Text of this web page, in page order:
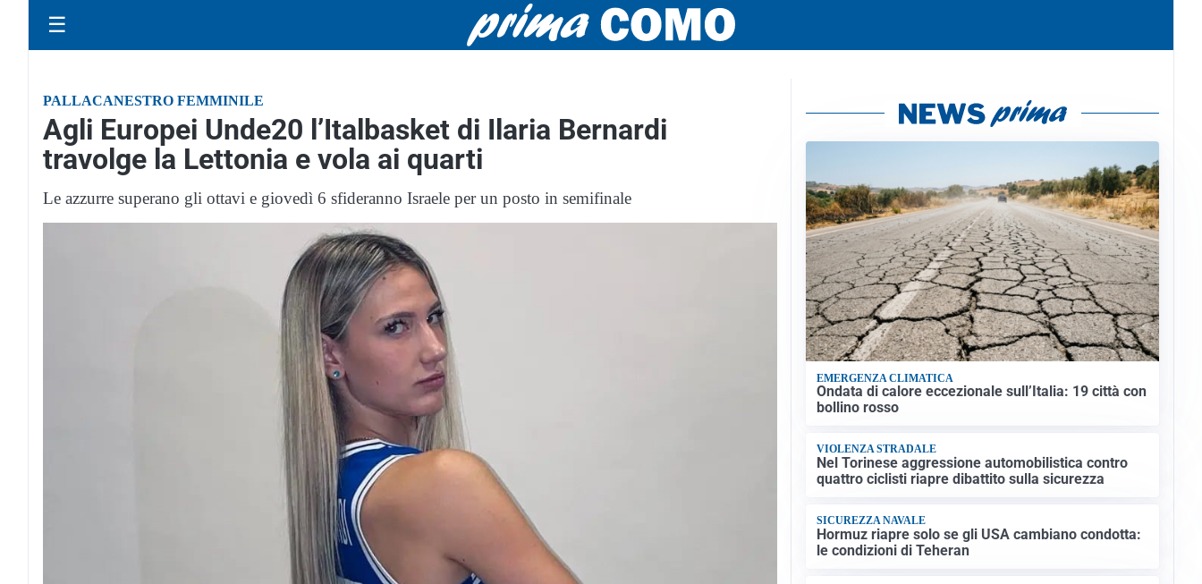
☰
PALLACANESTRO FEMMINILE
Agli Europei Unde20 l’Italbasket di Ilaria Bernardi
travolge la Lettonia e vola ai quarti
Le azzurre superano gli ottavi e giovedì 6 sfideranno Israele per un posto in semifinale
EMERGENZA CLIMATICA
Ondata di calore eccezionale sull’Italia: 19 città con
bollino rosso
VIOLENZA STRADALE
Nel Torinese aggressione automobilistica contro
quattro ciclisti riapre dibattito sulla sicurezza
SICUREZZA NAVALE
Hormuz riapre solo se gli USA cambiano condotta:
le condizioni di Teheran